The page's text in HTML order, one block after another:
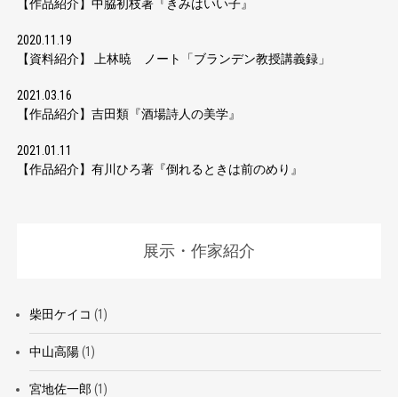
【作品紹介】中脇初枝著『きみはいい子』
2020.11.19
【資料紹介】 上林暁 ノート「ブランデン教授講義録」
2021.03.16
【作品紹介】吉田類『酒場詩人の美学』
2021.01.11
【作品紹介】有川ひろ著『倒れるときは前のめり』
展示・作家紹介
柴田ケイコ (1)
中山高陽(1)
宮地佐一郎 (1)